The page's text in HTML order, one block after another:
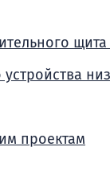
проектам